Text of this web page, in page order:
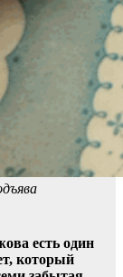
есть один
который